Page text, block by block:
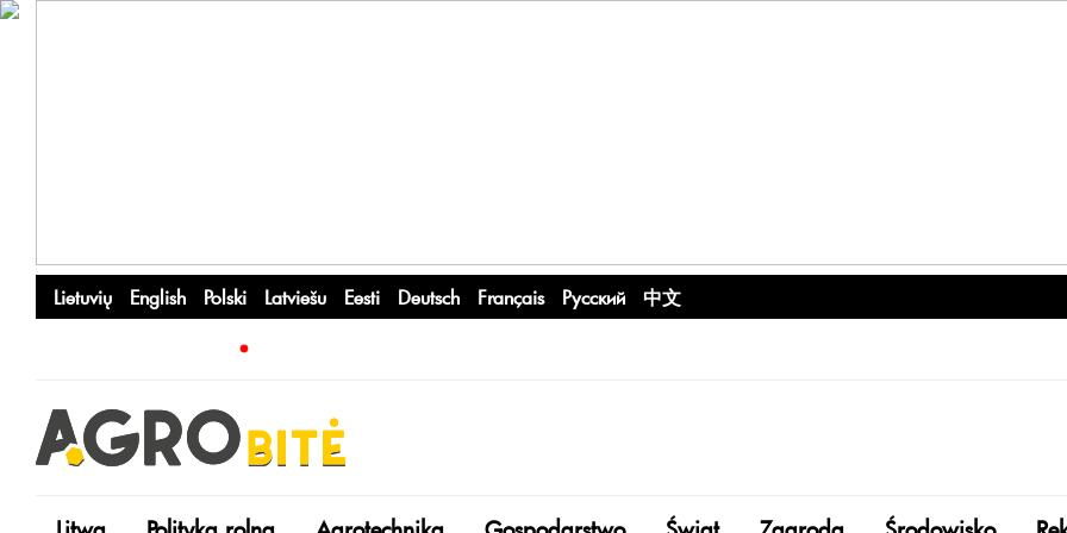
Lietuvių English Polski Latviešu Eesti Deutsch Français Русский 中文